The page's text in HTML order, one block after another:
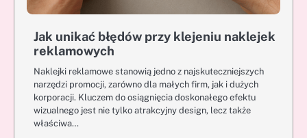
Jak unikać błędów przy klejeniu naklejek
reklamowych
Naklejki reklamowe stanowią jedno z najskuteczniejszych
narzędzi promocji, zarówno dla małych firm, jak i dużych
korporacji. Kluczem do osiągnięcia doskonałego efektu
wizualnego jest nie tylko atrakcyjny design, lecz także
właściwa…